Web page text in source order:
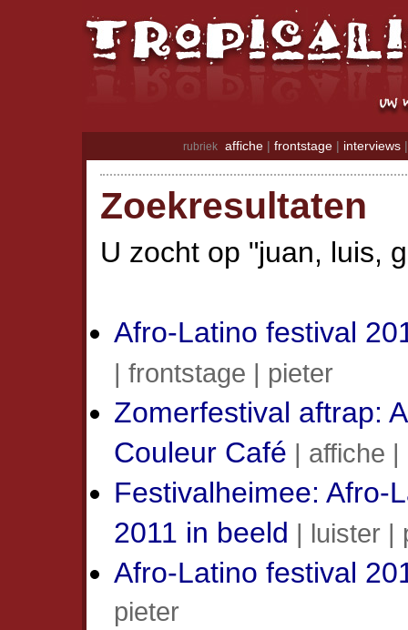
rubriek affiche | frontstage | interviews
Zoekresultaten
U zocht op "juan, luis,
Afro-Latino festival
| frontstage | pieter
Zomerfestival aftrap:
Couleur Café | affiche |
Festivalheimee: Afro-
2011 in beeld | luister |
Afro-Latino festival
pieter